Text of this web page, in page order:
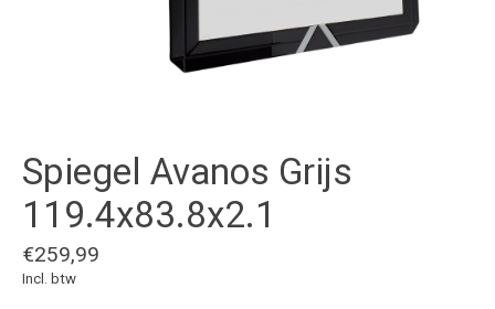
Spiegel Avanos Grijs
119.4x83.8x2.1
€259,99
Incl. btw